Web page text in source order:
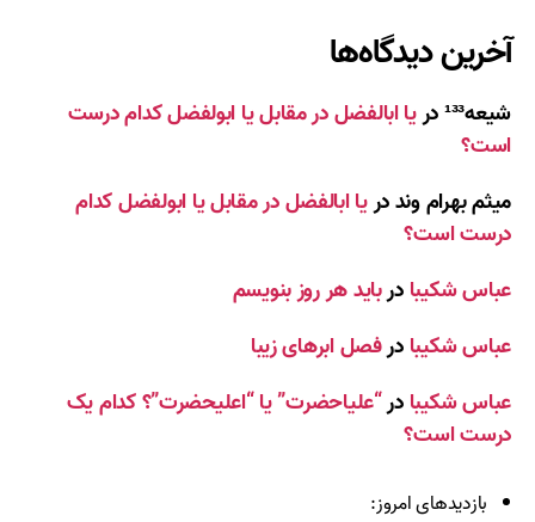
آخرین دیدگاه‌ها
شیعه¹³³ دریا ابالفضل در مقابل یا ابولفضل کدام درست
است؟
میثم بهرام ونددریا ابالفضل در مقابل یا ابولفضل کدام
درست است؟
عباس شکیبا درباید هر روز بنویسم
عباس شکیبا درفصل ابرهای زیبا
عباس شکیبا در“علیاحضرت” یا “اعلیحضرت”؟ کدام یک
درست است؟
بازدیدهای امروز: